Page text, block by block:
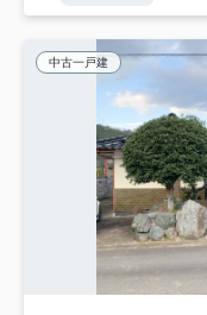
中古一戸建